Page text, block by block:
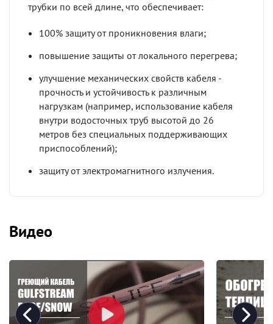
трубки по всей длине, что обеспечивает:
100% защиту от проникновения влаги;
повышение защиты от локального перегрева;
улучшение механических свойств кабеля -
прочность и устойчивость к различным
нагрузкам (например, использование кабеля
внутри водосточных труб высотой до 26
метров без специальных поддерживающих
приспособлений);
защиту от электромагнитного излучения.
Видео